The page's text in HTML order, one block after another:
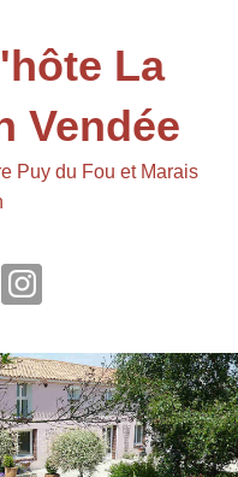
La
Vendée
Puy du Fou et Marais